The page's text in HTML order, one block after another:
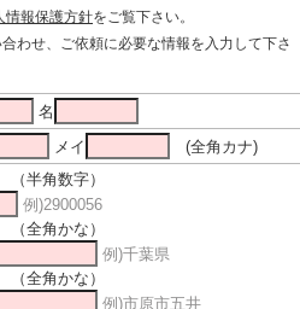
情報保護方針をご覧下さい。
わせ、ご依頼に必要な情報を入力して下さ
名
メイ
(全角カナ)
半角数字）
例)2900056
全角かな）
例)千葉県
全角かな）
例)市原市五井